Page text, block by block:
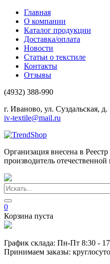
Главная
О компании
Каталог продукции
Доставка/оплата
Новости
Статьи о текстиле
Контакты
Отзывы
(4932) 388-990
г. Иваново, ул. Суздальская, д.
iv-textile@mail.ru
Организация внесена в
производитель
0
Корзина пуста
График склада: Пн-Пт 8:30 -
Принимаем заказы: